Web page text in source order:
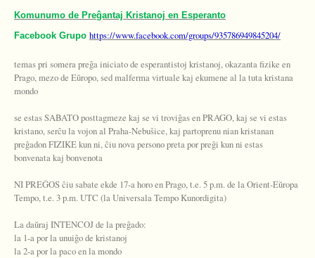
Komunumo de Preĝantaj Kristanoj en Esperanto
Facebook Grupo https://www.facebook.com/groups/935786949845204/
temas pri somera preĝa iniciato de esperantistoj kristanoj, okazanta fizike en
Prago, mezo de Eŭropo, sed malferma virtuale kaj ekumene al la tuta kristana
mondo
se estas SABATO posttagmeze kaj se vi troviĝas en PRAGO, kaj se vi estas
kristano, serĉu la vojon al Praha-Nebušice, kaj partoprenu nian kristanan
preĝadon FIZIKE kun ni, ĉiu nova persono preta por preĝi kun ni estas
bonvenata kaj bonvenota
NI PREĜOS ĉiu sabate ekde 17-a horo en Prago, t.e. 5 p.m. de la Orient-Eŭropa
Tempo, t.e. 3 p.m. UTC (la Universala Tempo Kunordigita)
La daŭraj INTENCOJ de la preĝado:
la 1-a por la unuiĝo de kristanoj
la 2-a por la paco en la mondo